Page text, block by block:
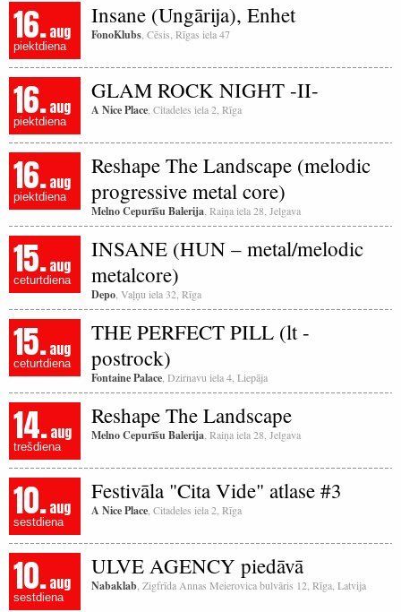
16.aug
piektdiena
Insane (Ungārija), Enhet
FonoKlubs , Cēsis, Rīgas iela 47
16.aug
piektdiena
GLAM ROCK NIGHT -II-
A Nice Place , Citadeles iela 2, Rīga
16.aug
piektdiena
Reshape The Landscape (melodic
progressive metal core)
Melno Cepurīšu Balerija , Raiņa iela 28, Jelgava
15.aug
ceturtdiena
INSANE (HUN – metal/melodic
metalcore)
Depo , Vaļņu iela 32, Rīga
15.aug
ceturtdiena
THE PERFECT PILL (lt -
postrock)
Fontaine Palace , Dzirnavu iela 4, Liepāja
14.aug
trešdiena
Reshape The Landscape
Melno Cepurīšu Balerija , Raiņa iela 28, Jelgava
10.aug
sestdiena
Festivāla "Cita Vide" atlase #3
A Nice Place , Citadeles iela 2, Rīga
10.aug
sestdiena
ULVE AGENCY piedāvā
Nabaklab , Zigfrīda Annas Meierovica bulvāris 12, Rīga, Latvija